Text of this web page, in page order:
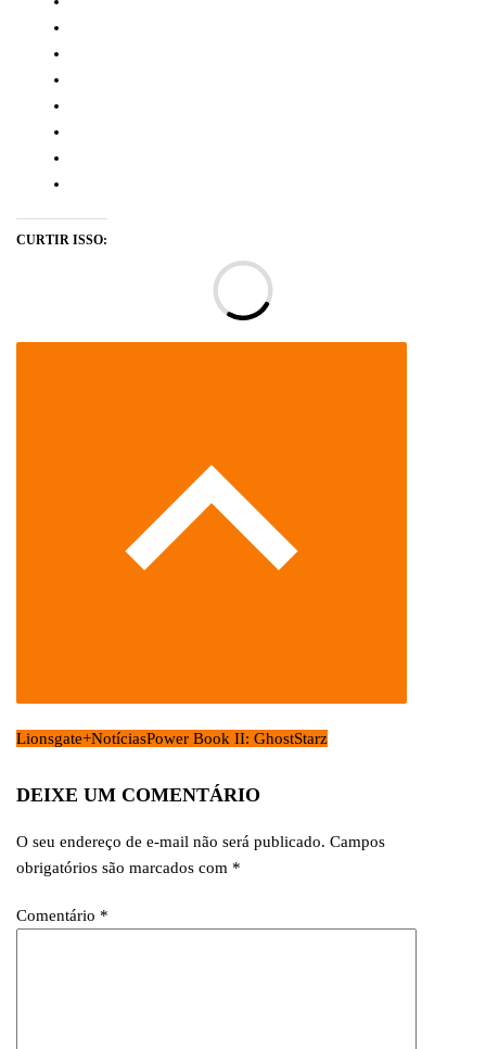
CURTIR ISSO:
Lionsgate+NotíciasPower Book II: GhostStarz
DEIXE UM COMENTÁRIO
O seu endereço de e-mail não será publicado. Campos
obrigatórios são marcados com *
Comentário *